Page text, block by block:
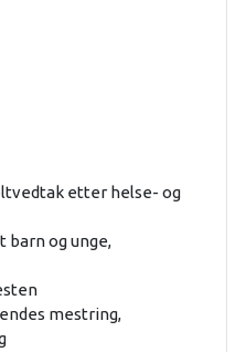
etter helse- og
og unge,
mestring,